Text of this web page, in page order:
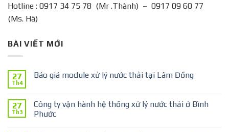
Hotline : 0917 34 75 78 (Mr .Thành) – 0917 09 60 77
(Ms. Hà)
BÀI VIẾT MỚI
27
Th4
Báo giá module xử lý nước thải tại Lâm Đồng
27
Th3
Công ty vận hành hệ thống xử lý nước thải ở Bình
Phước